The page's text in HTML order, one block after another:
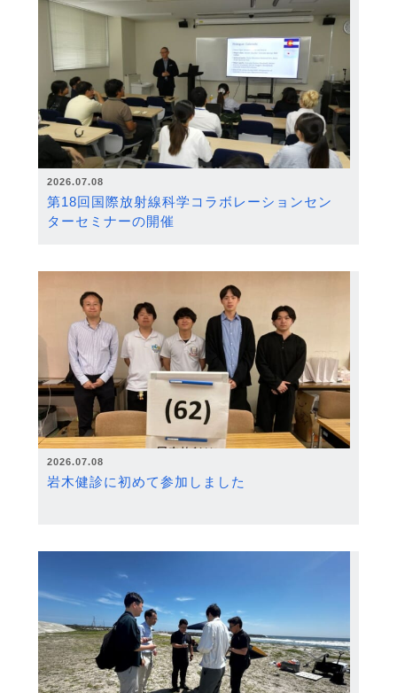
2026.07.08
第18回国際放射線科学コラボレーションセン
ターセミナーの開催
2026.07.08
岩木健診に初めて参加しました